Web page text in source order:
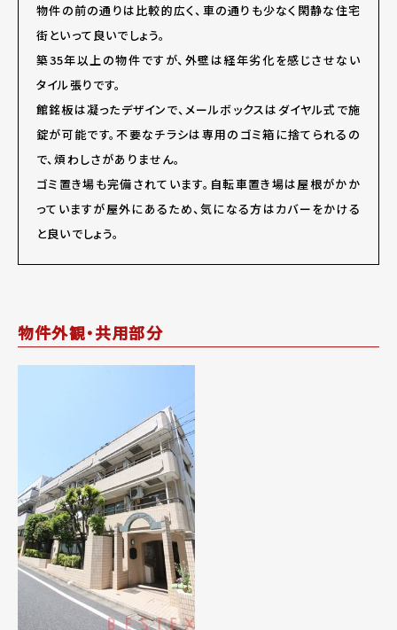
物件の前の通りは比較的広く、車の通りも少なく閑静な住宅
街といって良いでしょう。
築35年以上の物件ですが、外壁は経年劣化を感じさせない
タイル張りです。
館銘板は凝ったデザインで、メールボックスはダイヤル式で施
錠が可能です。不要なチラシは専用のゴミ箱に捨てられるの
で、煩わしさがありません。
ゴミ置き場も完備されています。自転車置き場は屋根がかか
っていますが屋外にあるため、気になる方はカバーをかける
と良いでしょう。
物件外観・共用部分